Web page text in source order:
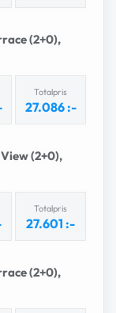
(2+0),
Totalpris
27.086 :-
(2+0),
Totalpris
27.601 :-
(2+0),